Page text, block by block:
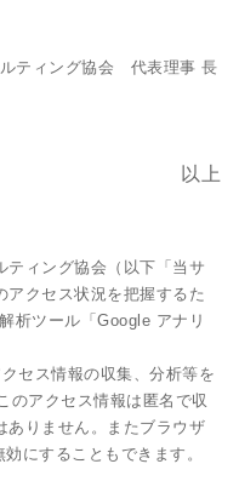
ティング協会 代表理事 長
以上
ィング協会（以下「当サ
アクセス状況を把握するた
析ツール「Google アナリ
セス情報の収集、分析等を
のアクセス情報は匿名で収
ありません。またブラウザ
にすることもできます。